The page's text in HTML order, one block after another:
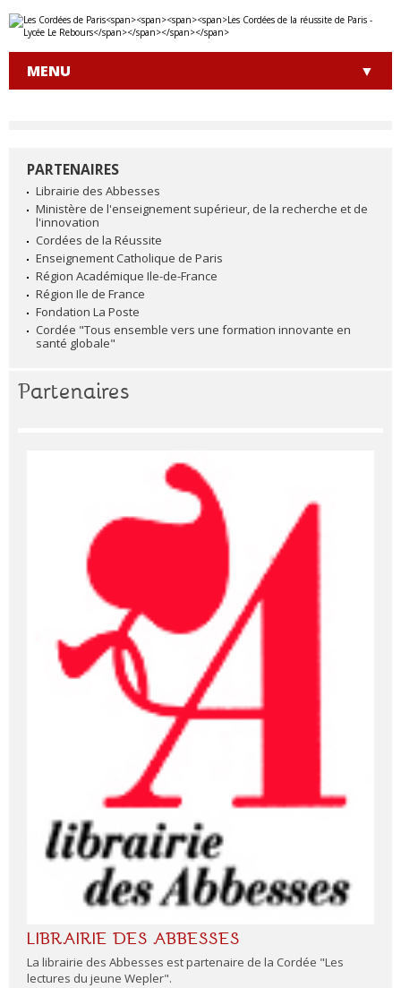
Aller
au
Outils
personnels
MENU
NAVIGATION
PARTENAIRES
Librairie des Abbesses
Ministère de l'enseignement supérieur, de la recherche et de
l'innovation
Cordées de la Réussite
Enseignement Catholique de Paris
Région Académique Ile-de-France
Région Ile de France
Fondation La Poste
Cordée "Tous ensemble vers une formation innovante en
santé globale"
Partenaires
LIBRAIRIE DES ABBESSES
La librairie des Abbesses est partenaire de la Cordée "Les
lectures du jeune Wepler".